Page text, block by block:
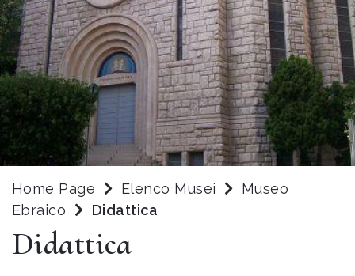
Home Page Elenco Musei
Museo
Ebraico
Didattica
Didattica